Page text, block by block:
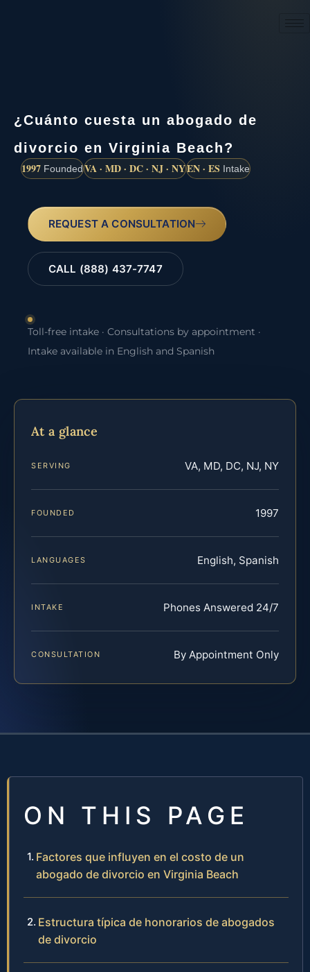
¿Cuánto cuesta un abogado de
divorcio en Virginia Beach?
1997 FoundedVA · MD · DC · NJ · NYEN · ES Intake
REQUEST A CONSULTATION
CALL (888) 437-7747
Toll-free intake · Consultations by appointment ·
Intake available in English and Spanish
At a glance
SERVING VA, MD, DC, NJ, NY
FOUNDED 1997
LANGUAGES English, Spanish
INTAKE Phones Answered 24/7
CONSULTATION By Appointment Only
ON THIS PAGE
Factores que influyen en el costo de un
abogado de divorcio en Virginia Beach
Estructura típica de honorarios de abogados
de divorcio